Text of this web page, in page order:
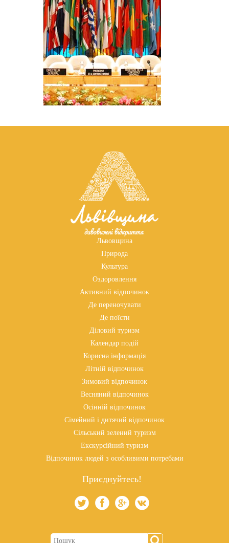
Львовщина
Природа
Культура
Оздоровлення
Активний відпочинок
Де переночувати
Де поїсти
Діловий туризм
Календар подій
Корисна інформація
Літній відпочинок
Зимовий відпочинок
Весняний відпочинок
Осінній відпочинок
Сімейний і дитячий відпочинок
Сільський зелений туризм
Екскурсійний туризм
Відпочинок людей з особливими потребами
Приєднуйтесь!